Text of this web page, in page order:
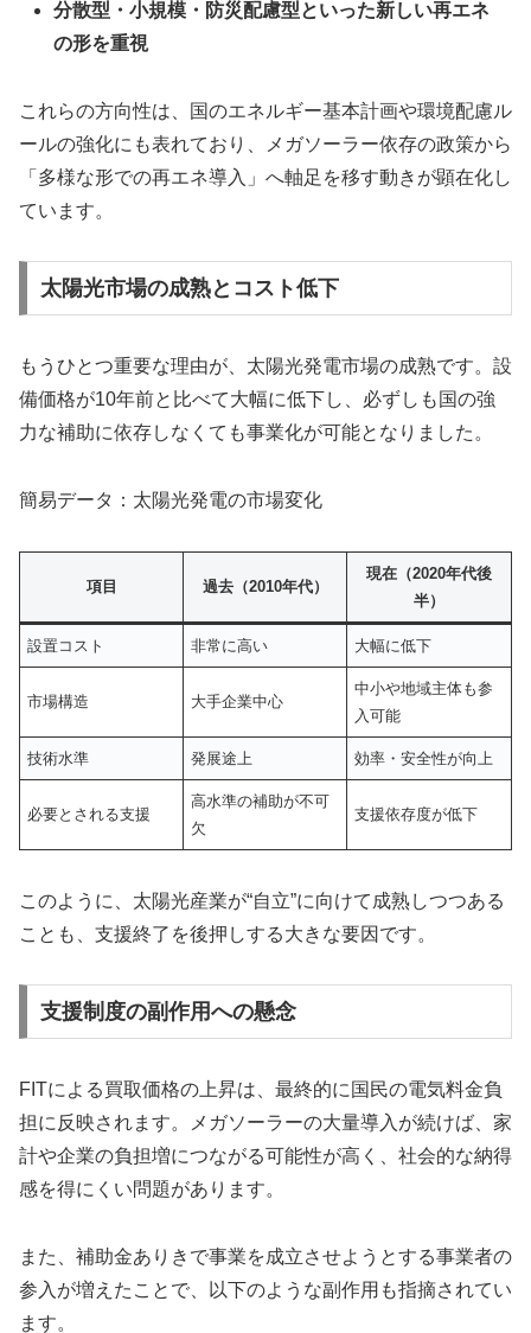
分散型・小規模・防災配慮型といった新しい再エネ
の形を重視
これらの方向性は、国のエネルギー基本計画や環境配慮ル
ールの強化にも表れており、メガソーラー依存の政策から
「多様な形での再エネ導入」へ軸足を移す動きが顕在化し
ています。
太陽光市場の成熟とコスト低下
もうひとつ重要な理由が、太陽光発電市場の成熟です。設
備価格が10年前と比べて大幅に低下し、必ずしも国の強
力な補助に依存しなくても事業化が可能となりました。
簡易データ：太陽光発電の市場変化
項目 過去（2010年代）
現在（2020年代後
半）
設置コスト 非常に高い 大幅に低下
市場構造 大手企業中心
中小や地域主体も参
入可能
技術水準 発展途上 効率・安全性が向上
必要とされる支援
高水準の補助が不可
欠
支援依存度が低下
このように、太陽光産業が“自立”に向けて成熟しつつある
ことも、支援終了を後押しする大きな要因です。
支援制度の副作用への懸念
FITによる買取価格の上昇は、最終的に国民の電気料金負
担に反映されます。メガソーラーの大量導入が続けば、家
計や企業の負担増につながる可能性が高く、社会的な納得
感を得にくい問題があります。
また、補助金ありきで事業を成立させようとする事業者の
参入が増えたことで、以下のような副作用も指摘されてい
ます。